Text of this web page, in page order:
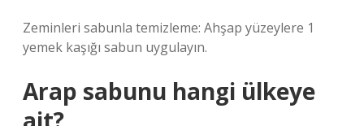
Zeminleri sabunla temizleme: Ahşap yüzeylere 1
yemek kaşığı sabun uygulayın.
Arap sabunu hangi ülkeye